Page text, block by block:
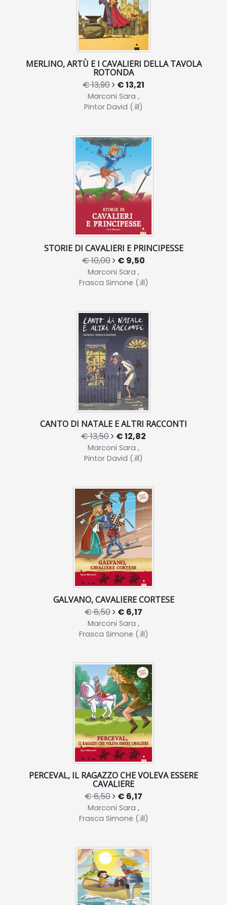
MERLINO, ARTÙ E I CAVALIERI DELLA TAVOLA
ROTONDA
€ 13,90 € 13,21
Marconi Sara ,
Pintor David (.ill)
STORIE DI CAVALIERI E PRINCIPESSE
€ 10,00 € 9,50
Marconi Sara ,
Frasca Simone (.ill)
CANTO DI NATALE E ALTRI RACCONTI
€ 13,50 € 12,82
Marconi Sara ,
Pintor David (.ill)
GALVANO, CAVALIERE CORTESE
€ 6,50 € 6,17
Marconi Sara ,
Frasca Simone (.ill)
PERCEVAL, IL RAGAZZO CHE VOLEVA ESSERE
CAVALIERE
€ 6,50 € 6,17
Marconi Sara ,
Frasca Simone (.ill)